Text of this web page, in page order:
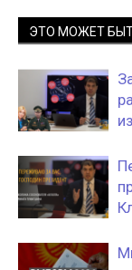
ЭТО МОЖЕТ